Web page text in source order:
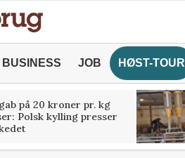
BUSINESS JOB HØST-TOUR
på 20 kroner pr. kg
Polsk kylling presser